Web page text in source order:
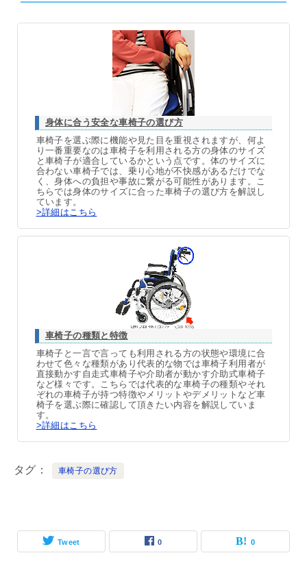
身体に合う安全な車椅子の選び方
車椅子を選ぶ際に機能や見た目を重視されますが、何よ
り一番重要なのは車椅子を利用される方の身体のサイズ
と車椅子が適合しているかという点です。体のサイズに
合わない車椅子では、乗り心地が不快感があるだけでな
く、身体への負担や事故に繋がる可能性があります。こ
ちらでは身体のサイズに合った車椅子の選び方を解説し
ています。
>詳細はこちら
車椅子の種類と特徴
車椅子と一言で言っても利用される方の状態や環境に合
わせて色々な種類があり代表的な物では車椅子利用者が
直接動かす自走式車椅子や介助者が動かす介助式車椅子
など様々です。こちらでは代表的な車椅子の種類やそれ
ぞれの車椅子が持つ特徴やメリットやデメリットなど車
椅子を選ぶ際に確認して頂きたい内容を解説していま
す。
>詳細はこちら
タグ 車椅子の選び方
Tweet 0 0